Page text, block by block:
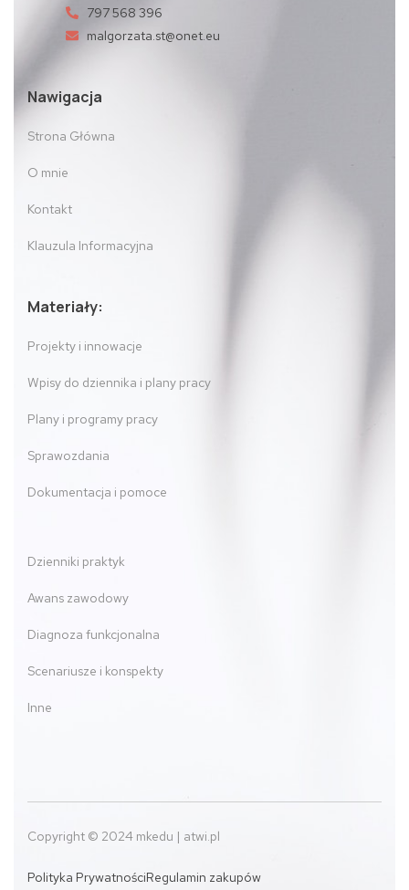
797 568 396
malgorzata.st@onet.eu
Nawigacja
Strona Główna
O mnie
Kontakt
Klauzula Informacyjna
Materiały:
Projekty i innowacje
Wpisy do dziennika i plany pracy
Plany i programy pracy
Sprawozdania
Dokumentacja i pomoce
Dzienniki praktyk
Awans zawodowy
Diagnoza funkcjonalna
Scenariusze i konspekty
Inne
Copyright © 2024 mkedu | atwi.pl
Polityka PrywatnościRegulamin zakupów